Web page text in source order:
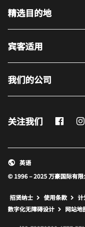
精选目的地
宾客适用
我们的公司
关注我们
© 1996 – 2025 万豪国际有
英语
招贤纳士 使用条款 计
数字化无障碍设计
网站地